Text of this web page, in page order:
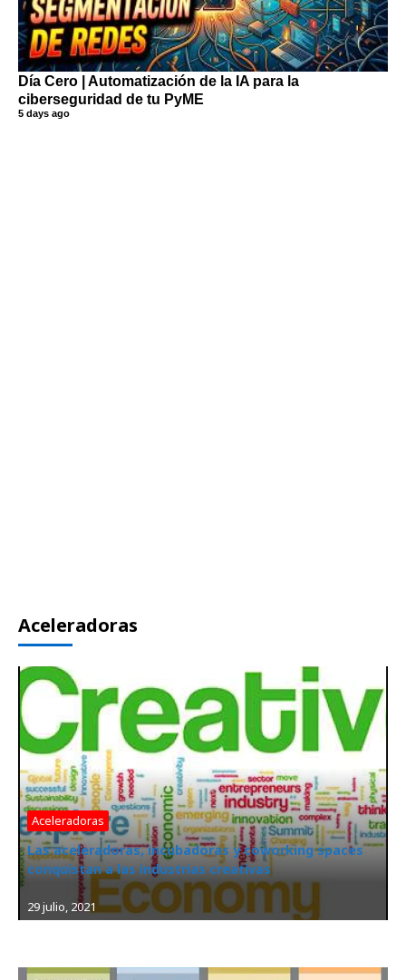
Día Cero | Automatización de la IA para la
ciberseguridad de tu PyME
5 days ago
Aceleradoras
Aceleradoras
Las aceleradoras, incubadoras y coworking spaces
conquistan a las industrias creativas
29 julio, 2021